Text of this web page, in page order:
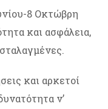
8 Οκτώβρη
και ασφάλεια,
και αρκετοί
ν’